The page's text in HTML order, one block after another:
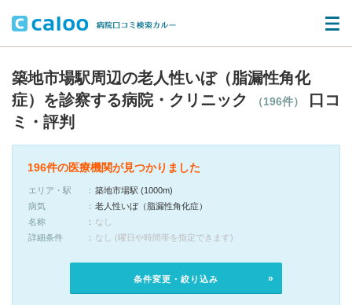
築地市場駅周辺の老人性いぼ（脂漏性角化
症）を診察する病院・クリニック
（196件）
口コ
ミ・評判
196件の医療機関が見つかりました
エリア・駅
築地市場駅 (1000m)
病気
老人性いぼ（脂漏性角化症）
名称
なし
詳細条件
なし (曜日や時間帯を指定できます)
条件変更・絞り込み